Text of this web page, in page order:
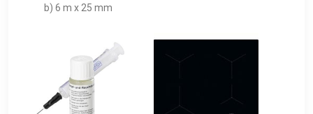
b) 6 m x 25 mm